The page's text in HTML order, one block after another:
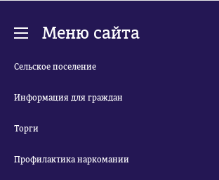
Меню сайта
Сельское поселение
Информация для граждан
Торги
Профилактика наркомании